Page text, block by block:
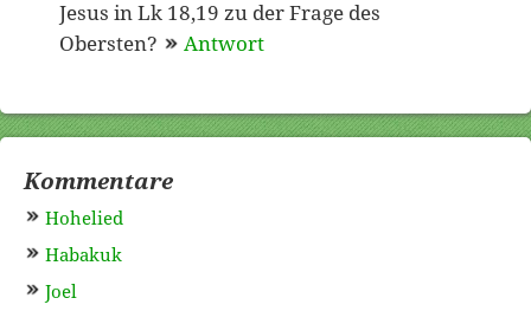
Jesus in Lk 18,19 zu der Frage des
Obersten?
Antwort
Kommentare
Hohelied
Habakuk
Joel